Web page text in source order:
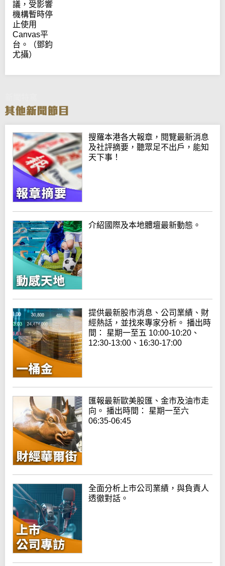
議，受影響
機構暫時停
止使用
Canvas平
台。（鄧鈞
尤攝）
搜羅本港各大報章，閱覽最新消息
及社評摘要，聽眾足不出戶，能知
天下事！
介紹國際及本地體壇最新動態。
提供最新股市消息、公司業績、財
經熱話，並找來專家分析。 播出時
間： 星期一至五 10:00-10:20、
12:30-13:00、16:30-17:00
匯報最新歐美股匯、金市及油市走
向。 播出時間： 星期一至六
06:35-06:45
全面分析上巿公司業績，與負責人
透徹對話。